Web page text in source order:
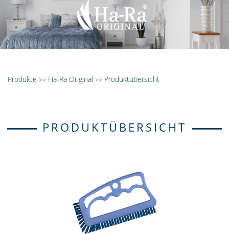
Produkte >> Ha-Ra Original >> Produktübersicht
PRODUKTÜBERSICHT